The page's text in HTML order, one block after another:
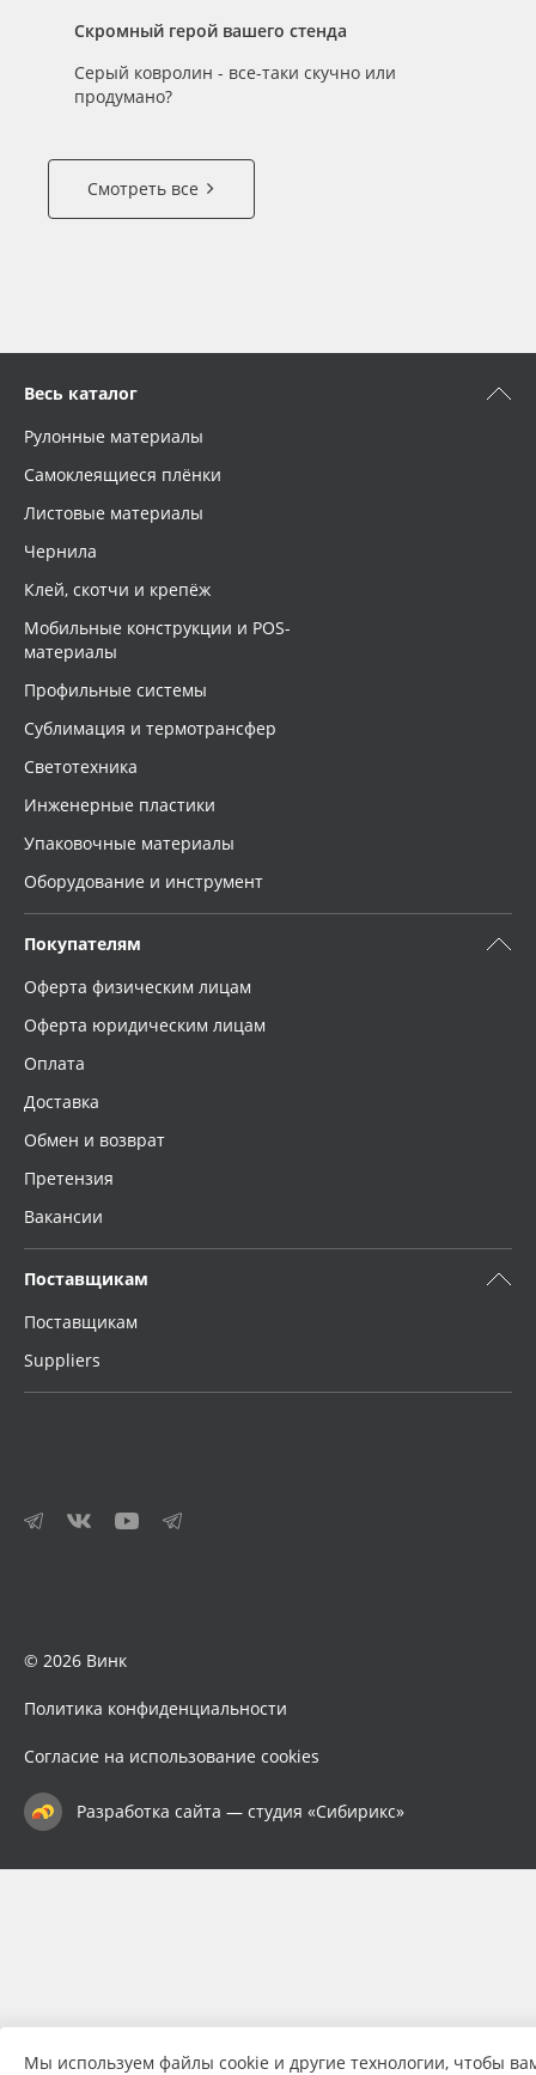
Скромный герой вашего стенда
Серый ковролин - все-таки скучно или
продумано?
Смотреть все
Весь каталог
Рулонные материалы
Самоклеящиеся плёнки
Листовые материалы
Чернила
Клей, скотчи и крепёж
Мобильные конструкции и POS-
материалы
Профильные системы
Сублимация и термотрансфер
Светотехника
Инженерные пластики
Упаковочные материалы
Оборудование и инструмент
Покупателям
Оферта физическим лицам
Оферта юридическим лицам
Оплата
Доставка
Обмен и возврат
Претензия
Вакансии
Поставщикам
Поставщикам
Suppliers
© 2026 Винк
Политика конфиденциальности
Согласие на использование cookies
Разработка сайта — студия «Сибирикс»
Мы используем файлы cookie и другие технологии, чтобы